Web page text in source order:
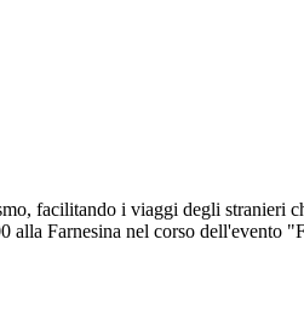
facilitando i viaggi degli stranieri
alla Farnesina nel corso dell'evento